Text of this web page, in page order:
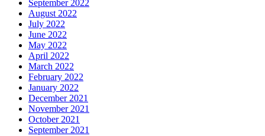
September 2022
August 2022
July 2022
June 2022
May 2022
April 2022
March 2022
February 2022
January 2022
December 2021
November 2021
October 2021
September 2021